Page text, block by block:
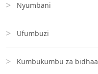
Nyumbani
Ufumbuzi
Kumbukumbu za bidhaa